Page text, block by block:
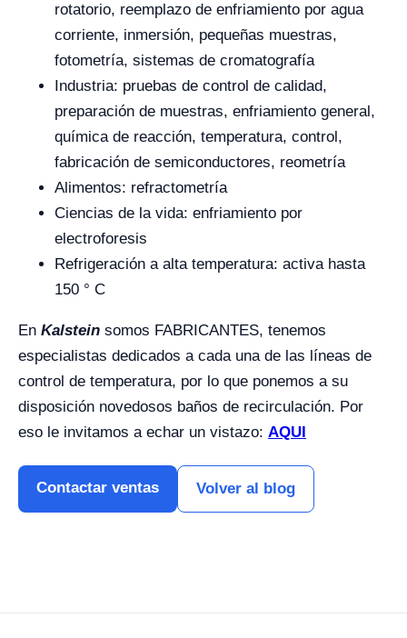
rotatorio, reemplazo de enfriamiento por agua
corriente, inmersión, pequeñas muestras,
fotometría, sistemas de cromatografía
Industria: pruebas de control de calidad,
preparación de muestras, enfriamiento general,
química de reacción, temperatura, control,
fabricación de semiconductores, reometría
Alimentos: refractometría
Ciencias de la vida: enfriamiento por
electroforesis
Refrigeración a alta temperatura: activa hasta
150 ° C
En Kalstein somos FABRICANTES, tenemos
especialistas dedicados a cada una de las líneas de
control de temperatura, por lo que ponemos a su
disposición novedosos baños de recirculación. Por
eso le invitamos a echar un vistazo: AQUI
Contactar ventas Volver al blog